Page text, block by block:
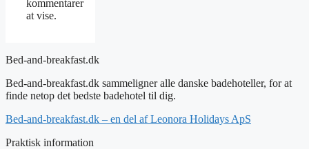
kommentarer
at vise.
Bed-and-breakfast.dk
Bed-and-breakfast.dk sammeligner alle danske badehoteller, for at
finde netop det bedste badehotel til dig.
Bed-and-breakfast.dk – en del af Leonora Holidays ApS
Praktisk information